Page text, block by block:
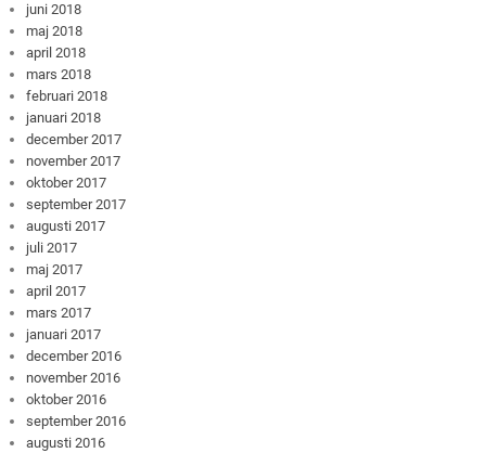
juni 2018
maj 2018
april 2018
mars 2018
februari 2018
januari 2018
december 2017
november 2017
oktober 2017
september 2017
augusti 2017
juli 2017
maj 2017
april 2017
mars 2017
januari 2017
december 2016
november 2016
oktober 2016
september 2016
augusti 2016